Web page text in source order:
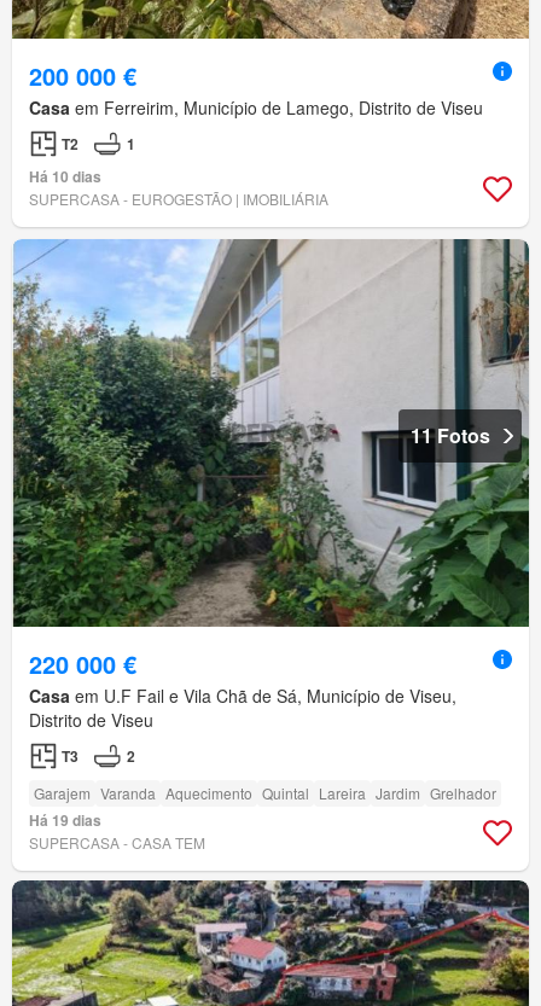
200 000 €
Casa em Ferreirim, Município de Lamego, Distrito de Viseu
T2
1
Há 10 dias
SUPERCASA - EUROGESTÃO | IMOBILIÁRIA
11 Fotos
220 000 €
Casa em U.F Fail e Vila Chã de Sá, Município de Viseu,
Distrito de Viseu
T3 2
Garajem Varanda Aquecimento Quintal Lareira Jardim Grelhador
Há 19 dias
SUPERCASA - CASA TEM